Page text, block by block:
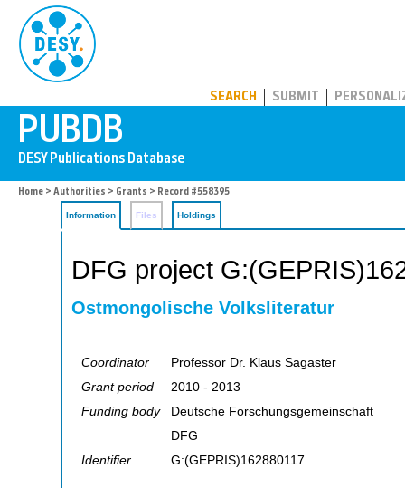
SEARCH SUBMIT
Home > Authorities > Grants > Record #558395
Information Files Holdings
DFG project
Ostmongolische Volksliteratur
Coordinator
Professor Dr. Klaus Sagaster
Grant period
2010 - 2013
Funding body
Deutsche Forschungsgemeinschaft
DFG
Identifier
G:(GEPRIS)162880117